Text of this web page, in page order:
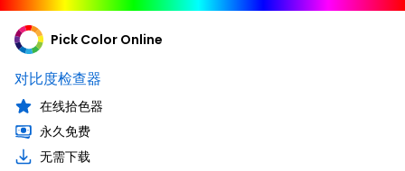
Pick Color Online
对比度检查器
在线拾色器
永久免费
无需下载